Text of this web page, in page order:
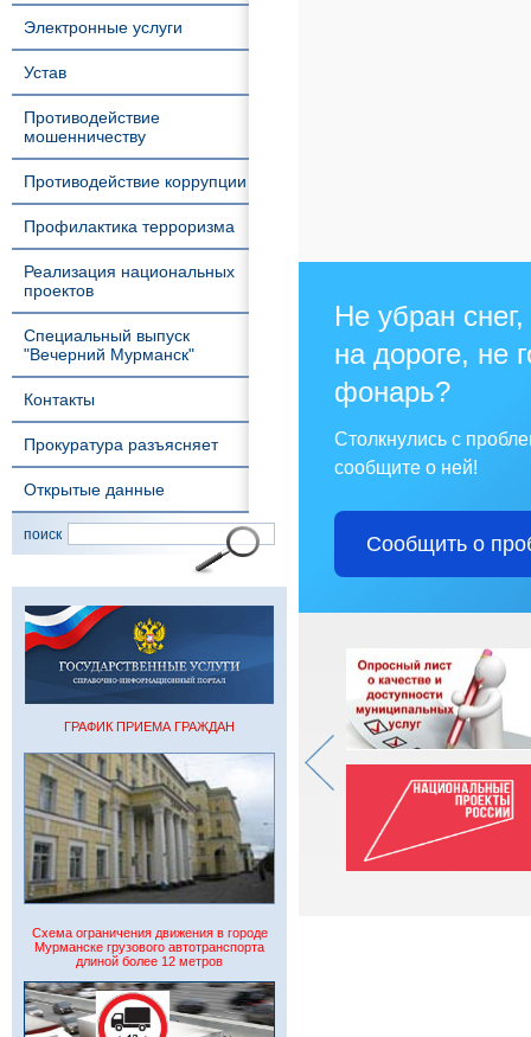
Электронные услуги
Устав
Противодействие
мошенничеству
Противодействие коррупции
Профилактика терроризма
Реализация национальных
проектов
Специальный выпуск
"Вечерний Мурманск"
Контакты
Прокуратура разъясняет
Открытые данные
поиск
ГРАФИК ПРИЕМА ГРАЖДАН
Схема ограничения движения в городе
Мурманске грузового автотранспорта
длиной более 12 метров
Не убран
на дороге, не
фонарь?
Столкнулись с
сообщите о ней!
Сообщить о